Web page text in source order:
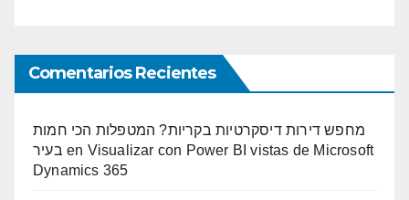
Comentarios Recientes
מחפש דירות דיסקרטיות בקריות? המטפלות הכי חמות
בעיר en Visualizar con Power BI vistas de Microsoft
Dynamics 365